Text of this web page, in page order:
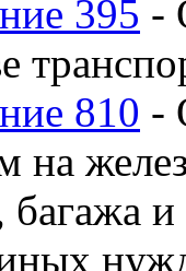
395 -
810 -
на
багажа